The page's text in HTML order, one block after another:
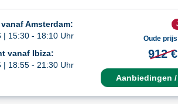
Amsterdam:
| 15:30 - 18:10 Uhr
vanaf Ibiza:
| 18:55 - 21:30 Uhr
Oude prijs
912 €
Aanbiedingen